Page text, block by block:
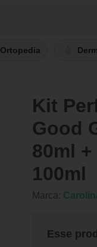
Ortopedia
Kit
Good
80ml
100ml
Marca:
Esse